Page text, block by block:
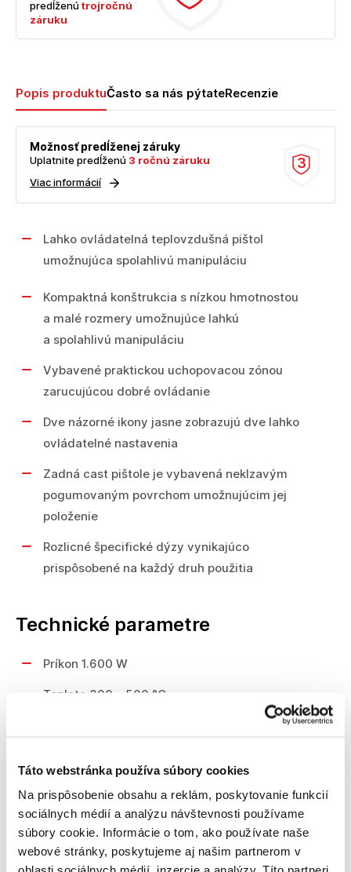
Táto webstránka používa súbory cookies
Na prispôsobenie obsahu a reklám, poskytovanie funkcií
sociálnych médií a analýzu návštevnosti používame
súbory cookie. Informácie o tom, ako používate naše
webové stránky, poskytujeme aj našim partnerom v
predĺženútrojročnú
záruku
Popis produktuČasto sa nás pýtateRecenzie
3
Možnosť predĺženej záruky
Uplatnite predĺženú 3 ročnú záruku
Viac informácií
Lahko ovládatelná teplovzdušná pištol
umožnujúca spolahlivú manipuláciu
Kompaktná konštrukcia s nízkou hmotnostou
a malé rozmery umožnujúce lahkú
a spolahlivú manipuláciu
Vybavené praktickou uchopovacou zónou
zarucujúcou dobré ovládanie
Dve názorné ikony jasne zobrazujú dve lahko
ovládatelné nastavenia
Zadná cast pištole je vybavená neklzavým
pogumovaným povrchom umožnujúcim jej
položenie
Rozlicné špecifické dýzy vynikajúco
prispôsobené na každý druh použitia
Technické parametre
Príkon 1.600 W
Teplota 300 – 500 °C
Funkcie
Mäkká tlmiaca vložka rukoväte